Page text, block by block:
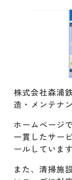
株式会社森浦
造・メンテナ
ホームページ
一貫したサー
ールしています
また、清掃施